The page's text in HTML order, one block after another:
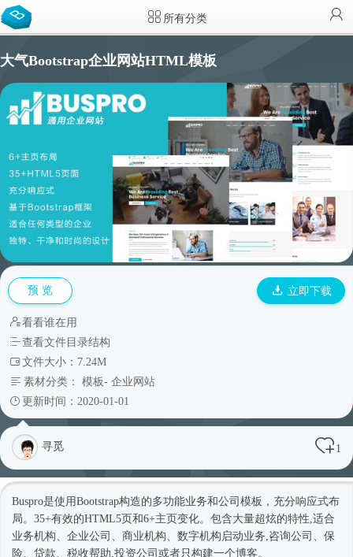
所有分类
大气Bootstrap企业网站HTML模板
预 览 立即下载
看看谁在用
查看文件目录结构
文件大小：7.24M
素材分类： 模板- 企业网站
更新时间：2020-01-01
寻觅 1
Buspro是使用Bootstrap构造的多功能业务和公司模板，充分响应式布
局。35+有效的HTML5页和6+主页变化。包含大量超炫的特性,适合
业务机构、企业公司、商业机构、数字机构启动业务,咨询公司、保
险、贷款、税收帮助,投资公司或者只构建一个博客。